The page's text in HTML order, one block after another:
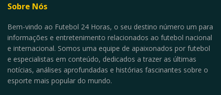
Sobre Nós
Bem-vindo ao Futebol 24 Horas, o seu destino número um para
informações e entretenimento relacionados ao futebol nacional
e internacional. Somos uma equipe de apaixonados por futebol
e especialistas em conteúdo, dedicados a trazer as últimas
notícias, análises aprofundadas e histórias fascinantes sobre o
esporte mais popular do mundo.